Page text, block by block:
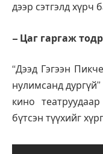
дээр сэтгэлд
– Цаг гаргаж
“Дээд Гэгээн
нулимсанд
кино
бүтсэн түүхийг